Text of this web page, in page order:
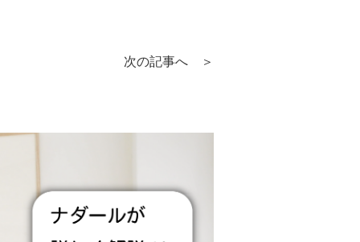
次の記事へ ＞